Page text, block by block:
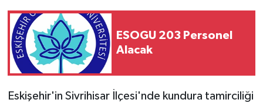
ESOGU 203 Personel
Alacak
Eskişehir'in Sivrihisar İlçesi'nde kundura tamirciliği